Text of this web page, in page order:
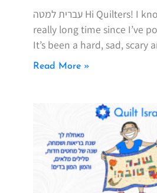
עברית למטה Hi Quilters! I know it’s been a
really long time since I’ve
It’s been a hard, sad, scary
Read More »